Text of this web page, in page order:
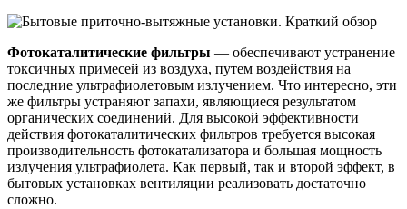
Фотокаталитические фильтры — обеспечивают устранение
токсичных примесей из воздуха, путем воздействия на
последние ультрафиолетовым излучением. Что интересно, эти
же фильтры устраняют запахи, являющиеся результатом
органических соединений. Для высокой эффективности
действия фотокаталитических фильтров требуется высокая
производительность фотокатализатора и большая мощность
излучения ультрафиолета. Как первый, так и второй эффект, в
бытовых установках вентиляции реализовать достаточно
сложно.